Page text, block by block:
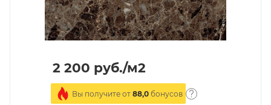
2 200 руб./м2
Вы получите от 88,0 бонусов